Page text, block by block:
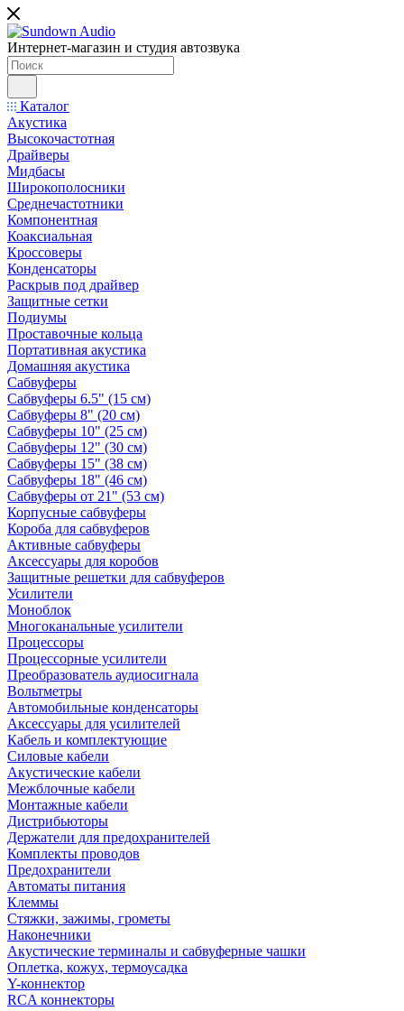
Интернет-магазин и студия автозвука
Каталог
Акустика
Высокочастотная
Драйверы
Мидбасы
Широкополосники
Среднечастотники
Компонентная
Коаксиальная
Кроссоверы
Конденсаторы
Раскрыв под драйвер
Защитные сетки
Подиумы
Проставочные кольца
Портативная акустика
Домашняя акустика
Сабвуферы
Сабвуферы 6.5" (15 см)
Сабвуферы 8" (20 см)
Сабвуферы 10" (25 см)
Сабвуферы 12" (30 см)
Сабвуферы 15" (38 см)
Сабвуферы 18" (46 см)
Сабвуферы от 21" (53 см)
Корпусные сабвуферы
Короба для сабвуферов
Активные сабвуферы
Аксессуары для коробов
Защитные решетки для сабвуферов
Усилители
Моноблок
Многоканальные усилители
Процессоры
Процессорные усилители
Преобразователь аудиосигнала
Вольтметры
Автомобильные конденсаторы
Аксессуары для усилителей
Кабель и комплектующие
Силовые кабели
Акустические кабели
Межблочные кабели
Монтажные кабели
Дистрибьюторы
Держатели для предохранителей
Комплекты проводов
Предохранители
Автоматы питания
Клеммы
Стяжки, зажимы, грометы
Наконечники
Акустические терминалы и сабвуферные чашки
Оплетка, кожух, термоусадка
Y-коннектор
RCA коннекторы